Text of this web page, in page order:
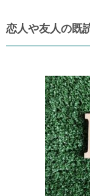
恋人や友人の既